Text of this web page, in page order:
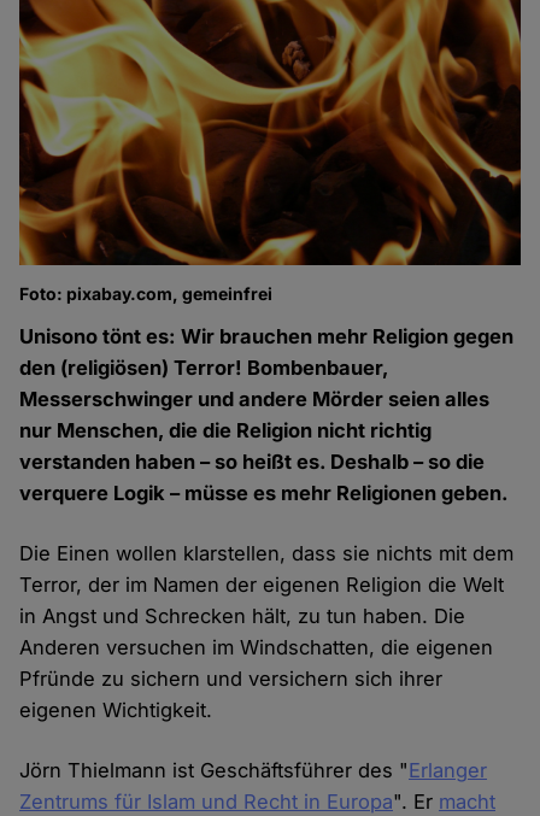
Foto: pixabay.com, gemeinfrei
Unisono tönt es: Wir brauchen mehr Religion gegen
den (religiösen) Terror! Bombenbauer,
Messerschwinger und andere Mörder seien alles
nur Menschen, die die Religion nicht richtig
verstanden haben – so heißt es. Deshalb – so die
verquere Logik – müsse es mehr Religionen geben.
Die Einen wollen klarstellen, dass sie nichts mit dem
Terror, der im Namen der eigenen Religion die Welt
in Angst und Schrecken hält, zu tun haben. Die
Anderen versuchen im Windschatten, die eigenen
Pfründe zu sichern und versichern sich ihrer
eigenen Wichtigkeit.
Jörn Thielmann ist Geschäftsführer des "Erlanger
Zentrums für Islam und Recht in Europa". Er macht